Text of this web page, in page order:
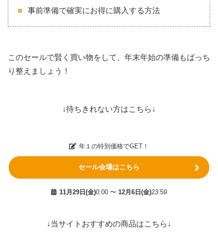
事前準備で確実にお得に購入する方法
このセールで賢く買い物をして、年末年始の準備もばっち
り整えましょう！
↓待ちきれない方はこちら↓
年１の特別価格でGET！
セール会場はこちら
11月29日(金)0:00 〜 12月6日(金)23:59
↓当サイトおすすめの商品はこちら↓